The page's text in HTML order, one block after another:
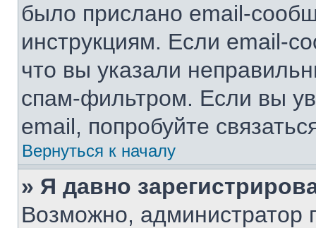
было прислано email-
инструкциям. Если email-
что вы указали
спам-фильтром. Если вы
email, попробуйте
Вернуться к началу
» Я давно
Возможно, администратор